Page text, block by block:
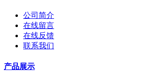
公司简介
在线留言
在线反馈
联系我们
产品展示